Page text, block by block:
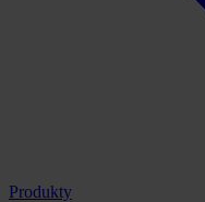
Produkty